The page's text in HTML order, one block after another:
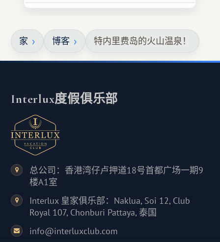
家 博客 特内里费岛的火山温泉！
Interlux度假俱乐部
总公司：香港湾仔卢押道18号首都广场一期9
楼A1室
Interlux 皇家俱乐部：Naklua, Soi 12, Club
Royal 107, Chonburi Pattaya, 泰国
info@interluxclub.com